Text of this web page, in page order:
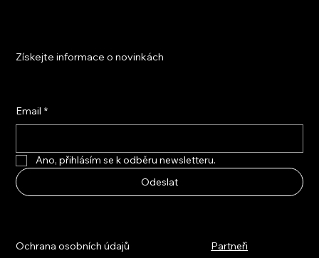
Získejte informace o novinkách
Email *
Ano, přihlásím se k odběru newsletteru.
Odeslat
Ochrana osobních údajů Partneři